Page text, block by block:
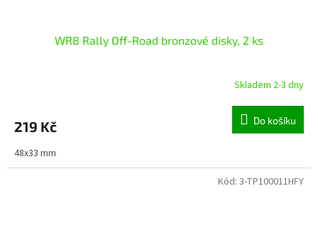
WR8 Rally Off-Road bronzové disky, 2 ks
Skladem 2-3 dny
219 Kč Do košíku
48x33 mm
Kód: 3-TP100011HFY